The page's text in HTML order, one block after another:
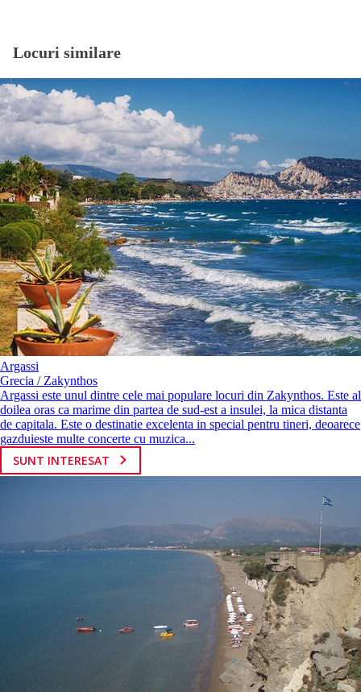
Locuri similare
Argassi
Grecia / Zakynthos
Argassi este unul dintre cele mai populare locuri din Zakynthos. Este al
doilea oras ca marime din partea de sud-est a insulei, la mica distanta
de capitala. Este o destinatie excelenta in special pentru tineri, deoarece
gazduieste multe concerte cu muzica...
SUNT INTERESAT